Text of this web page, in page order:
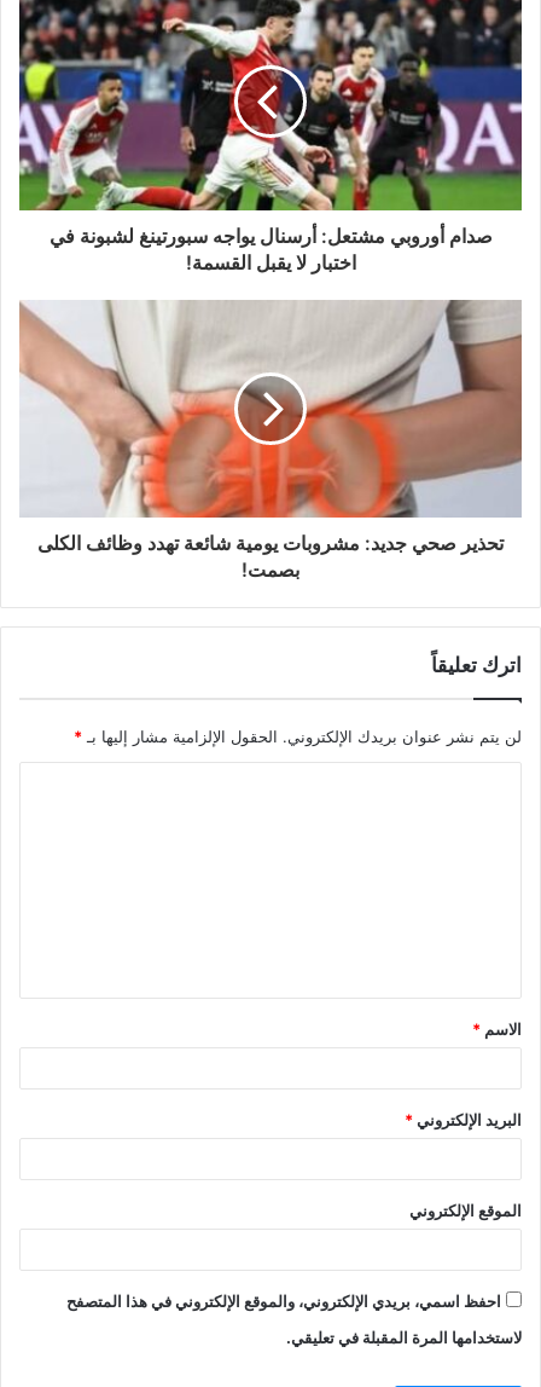
صدام أوروبي مشتعل: أرسنال يواجه سبورتينغ لشبونة في
اختبار لا يقبل القسمة!
تحذير صحي جديد: مشروبات يومية شائعة تهدد وظائف الكلى
بصمت!
اترك تعليقاً
لن يتم نشر عنوان بريدك الإلكتروني. الحقول الإلزامية مشار إليها بـ*
الاسم *
البريد الإلكتروني*
الموقع الإلكتروني
احفظ اسمي، بريدي الإلكتروني، والموقع الإلكتروني في هذا المتصفح
لاستخدامها المرة المقبلة في تعليقي.